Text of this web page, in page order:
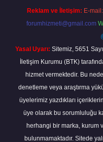
Reklam ve İletişim: E-mail:
forumhizmeti@gmail.com
Yasal Uyarı: Sitemiz, 5651
İletişim Kurumu (BTK)
hizmet vermektedir. Bu
denetleme veya araştırma
üyelerimiz yazdıkları
üye olarak bu sorumluluğu
herhangi bir marka, kurum
bulunmamaktadır. Sitede